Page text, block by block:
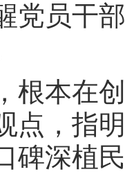
党员干
本在创
点，指
碑深植